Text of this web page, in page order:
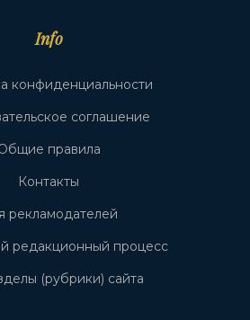
Info
конфиденциальности
соглашение
правила
Контакты
рекламодателей
редакционный процесс
(рубрики) сайта